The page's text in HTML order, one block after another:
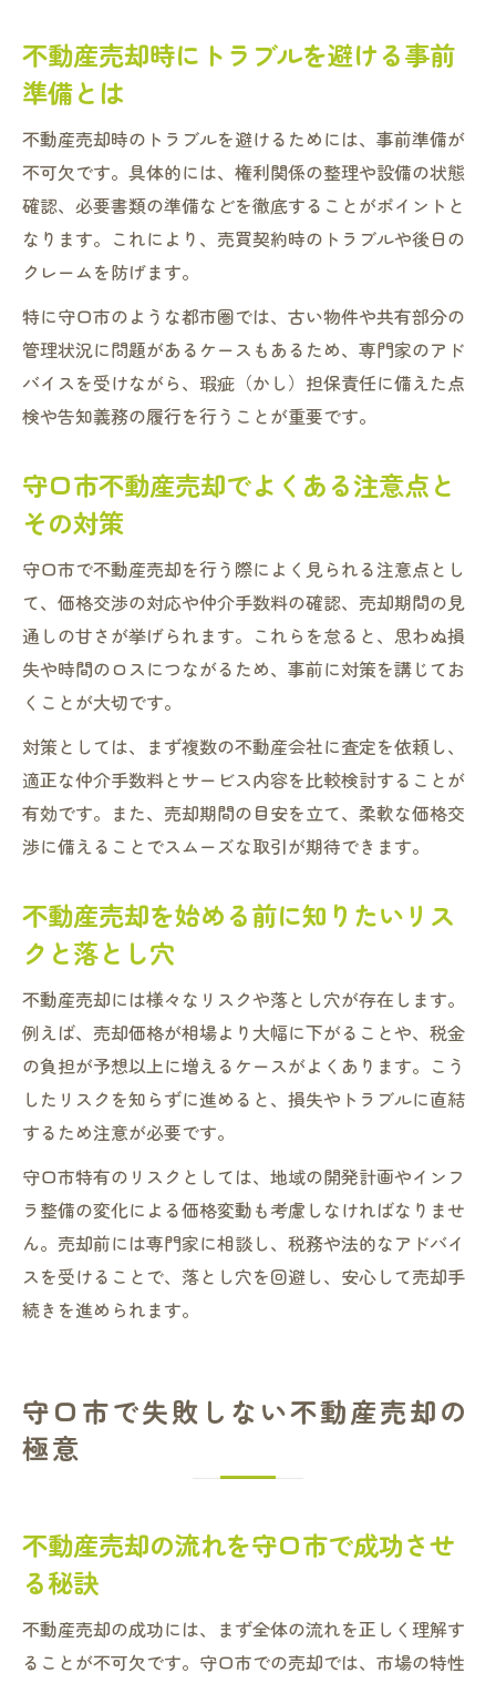
安心して進めるための不動産売却の注意事項
不動産売却で安心を得るためのリスク回避
守口市で多い売却トラブルの原因と対策例
手続き中の注意点と重要書類のチェック方
法
不動産売却をスムーズに進めるコツを紹介
事前準備で安心できる売却プロセスの進め
方
守口市における不動産売却の落とし穴と回避策
不動産売却で陥りやすい落とし穴の具体例
策
売却価格の下落を防ぐための注意点を解説
不動産会社選びで損をしないコツと注意事
項
売却プロセスで避けたいNG行為を徹底紹介
不動産売却時にトラブルを避ける事前
準備とは
不動産売却時のトラブルを避けるためには、事前準備が
不可欠です。具体的には、権利関係の整理や設備の状態
確認、必要書類の準備などを徹底することがポイントと
なります。これにより、売買契約時のトラブルや後日の
クレームを防げます。
特に守口市のような都市圏では、古い物件や共有部分の
管理状況に問題があるケースもあるため、専門家のアド
バイスを受けながら、瑕疵（かし）担保責任に備えた点
検や告知義務の履行を行うことが重要です。
守口市不動産売却でよくある注意点と
その対策
守口市で不動産売却を行う際によく見られる注意点とし
て、価格交渉の対応や仲介手数料の確認、売却期間の見
通しの甘さが挙げられます。これらを怠ると、思わぬ損
失や時間のロスにつながるため、事前に対策を講じてお
くことが大切です。
対策としては、まず複数の不動産会社に査定を依頼し、
適正な仲介手数料とサービス内容を比較検討することが
有効です。また、売却期間の目安を立て、柔軟な価格交
渉に備えることでスムーズな取引が期待できます。
不動産売却を始める前に知りたいリス
クと落とし穴
不動産売却には様々なリスクや落とし穴が存在します。
例えば、売却価格が相場より大幅に下がることや、税金
の負担が予想以上に増えるケースがよくあります。こう
したリスクを知らずに進めると、損失やトラブルに直結
するため注意が必要です。
守口市特有のリスクとしては、地域の開発計画やインフ
ラ整備の変化による価格変動も考慮しなければなりませ
ん。売却前には専門家に相談し、税務や法的なアドバイ
スを受けることで、落とし穴を回避し、安心して売却手
続きを進められます。
守口市で失敗しない不動産売却の
極意
不動産売却の流れを守口市で成功させ
る秘訣
不動産売却の成功には、まず全体の流れを正しく理解す
ることが不可欠です。守口市での売却では、市場の特性